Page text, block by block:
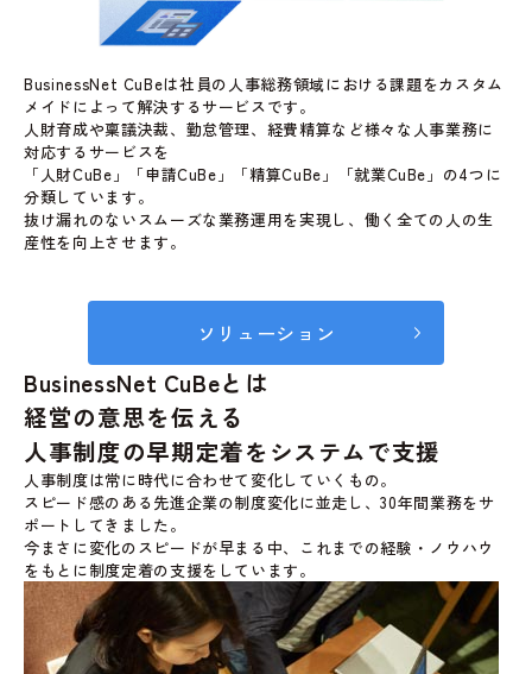
BusinessNet CuBeは社員の人事総務領域における課題をカスタム
メイドによって解決するサービスです。
人財育成や稟議決裁、勤怠管理、経費精算など様々な人事業務に
対応するサービスを
「人財CuBe」「申請CuBe」「精算CuBe」「就業CuBe」の4つに
分類しています。
抜け漏れのないスムーズな業務運用を実現し、働く全ての人の生
産性を向上させます。
ソリューション
BusinessNet CuBeとは
経営の意思を伝える
人事制度の早期定着をシステムで支援
人事制度は常に時代に合わせて変化していくもの。
スピード感のある先進企業の制度変化に並走し、30年間業務をサ
ポートしてきました。
今まさに変化のスピードが早まる中、これまでの経験・ノウハウ
をもとに制度定着の支援をしています。